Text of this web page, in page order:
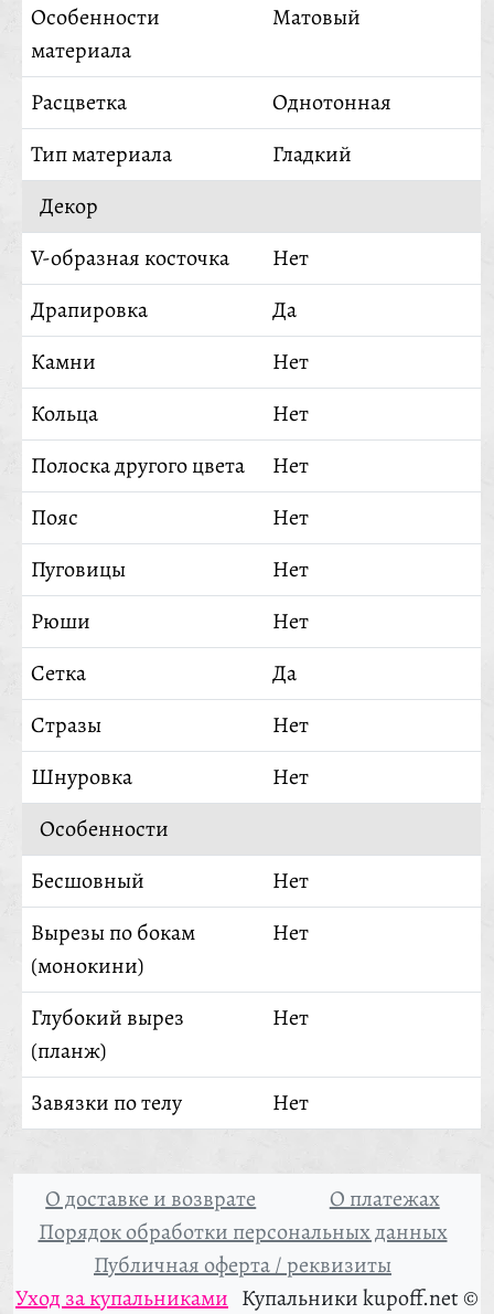
Особенности
материала
Матовый
Расцветка
Однотонная
Тип материала
Гладкий
Декор
V-образная косточка
Нет
Драпировка
Да
Камни
Нет
Кольца
Нет
Полоска другого цвета
Нет
Пояс
Нет
Пуговицы
Нет
Рюши
Нет
Сетка
Да
Стразы
Нет
Шнуровка
Нет
Особенности
Бесшовный
Нет
Вырезы по бокам
(монокини)
Нет
Глубокий вырез
(планж)
Нет
Завязки по телу Нет
О доставке и возврате
О платежах
Порядок обработки персональных данных
Публичная оферта / реквизиты
Уход за купальниками Купальники kupoff.net ©